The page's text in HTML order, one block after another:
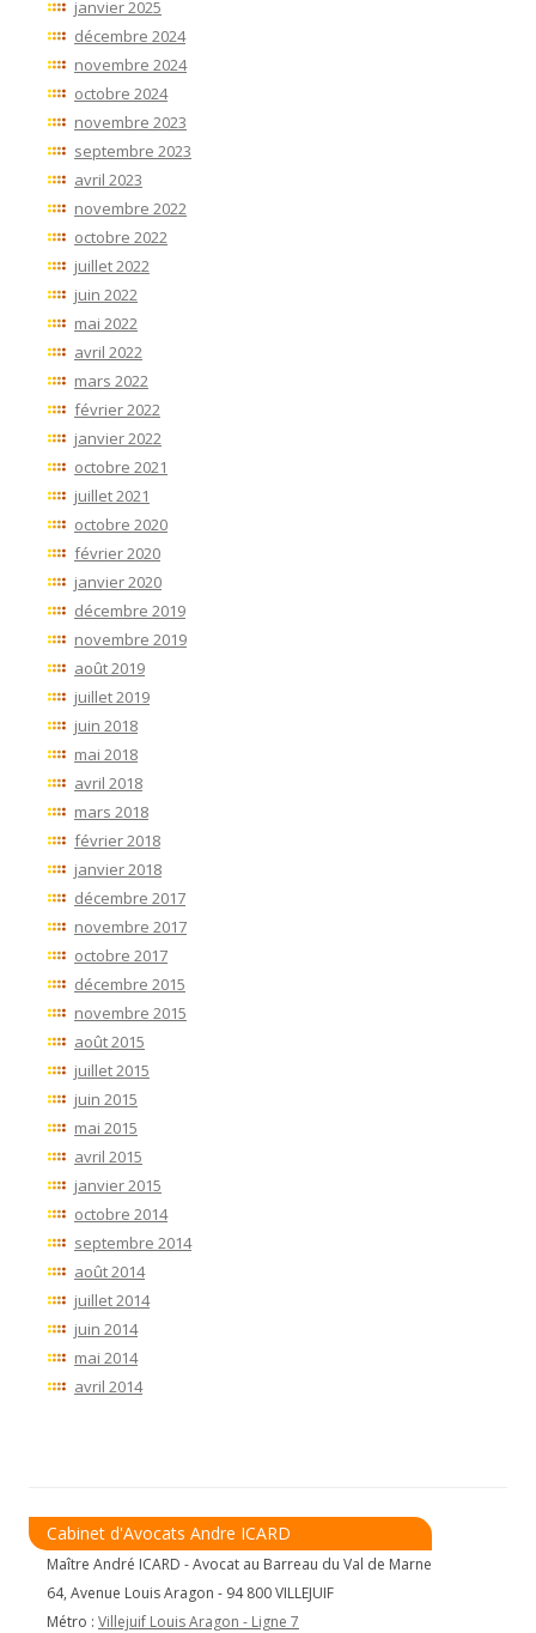
janvier 2025
décembre 2024
novembre 2024
octobre 2024
novembre 2023
septembre 2023
avril 2023
novembre 2022
octobre 2022
juillet 2022
juin 2022
mai 2022
avril 2022
mars 2022
février 2022
janvier 2022
octobre 2021
juillet 2021
octobre 2020
février 2020
janvier 2020
décembre 2019
novembre 2019
août 2019
juillet 2019
juin 2018
mai 2018
avril 2018
mars 2018
février 2018
janvier 2018
décembre 2017
novembre 2017
octobre 2017
décembre 2015
novembre 2015
août 2015
juillet 2015
juin 2015
mai 2015
avril 2015
janvier 2015
octobre 2014
septembre 2014
août 2014
juillet 2014
juin 2014
mai 2014
avril 2014
Cabinet d'Avocats Andre ICARD
Maître André ICARD - Avocat au Barreau du Val de Marne
64, Avenue Louis Aragon - 94 800 VILLEJUIF
Métro : Villejuif Louis Aragon - Ligne 7